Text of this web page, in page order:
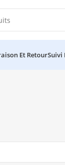
Et RetourSuivi